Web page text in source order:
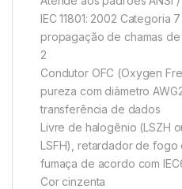
IEC 11801: 2002 Categoria
propagação de chamas
2
Condutor OFC (Oxygen
pureza com diâmetro
transferência de dados
Livre de halogênio (LSZH
LSFH), retardador de fogo
fumaça de acordo com
Cor cinzenta